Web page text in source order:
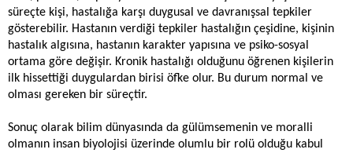
süreçte kişi, hastalığa karşı duygusal ve davranışsal tepkiler
gösterebilir. Hastanın verdiği tepkiler hastalığın çeşidine, kişinin
hastalık algısına, hastanın karakter yapısına ve psiko-sosyal
ortama göre değişir. Kronik hastalığı olduğunu öğrenen kişilerin
ilk hissettiği duygulardan birisi öfke olur. Bu durum normal ve
olması gereken bir süreçtir.
Sonuç olarak bilim dünyasında da gülümsemenin ve moralli
olmanın insan biyolojisi üzerinde olumlu bir rolü olduğu kabul